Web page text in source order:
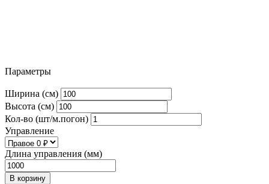
Параметры
Ширина (см)
Высота (см)
Кол-во (шт/м.погон)
Управление
Длина управления (мм)
В корзину